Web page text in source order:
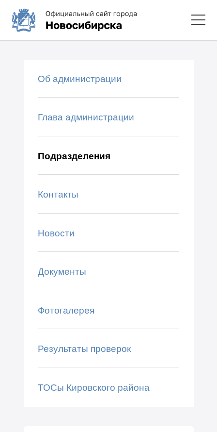
Об администрации
Глава администрации
Подразделения
Контакты
Новости
Документы
Фотогалерея
Результаты проверок
ТОСы Кировского района